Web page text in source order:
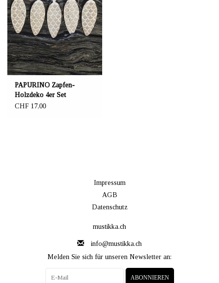
PAPURINO Zapfen-
Holzdeko 4er Set
CHF 17,00
Impressum
AGB
Datenschutz
mustikka.ch
info@mustikka.ch
Melden Sie sich für unseren Newsletter an:
ABONNIEREN